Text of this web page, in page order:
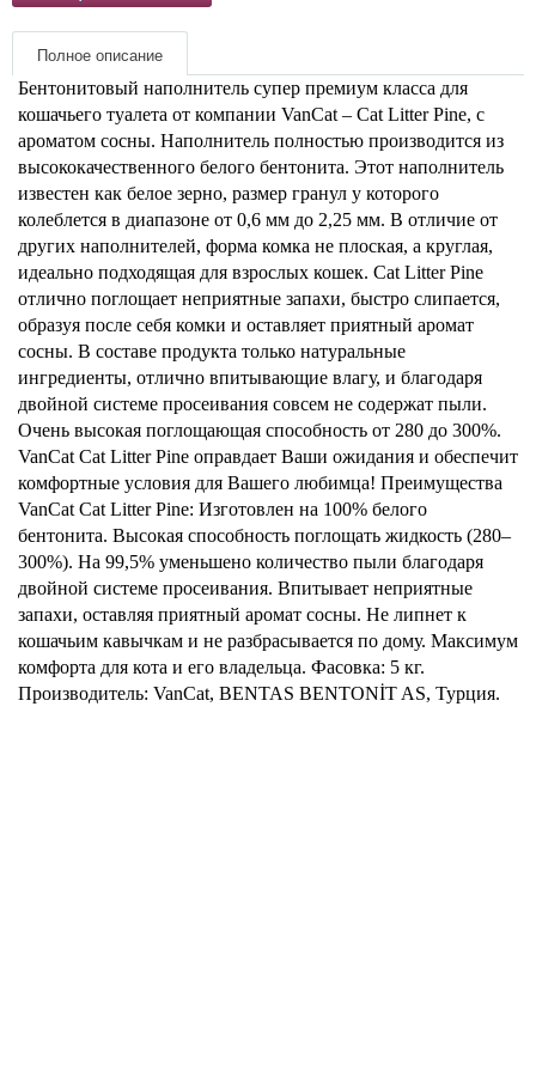
Полное описание
Бентонитовый наполнитель супер премиум класса для
кошачьего туалета от компании VanCat – Cat Litter Pine, с
ароматом сосны. Наполнитель полностью производится из
высококачественного белого бентонита. Этот наполнитель
известен как белое зерно, размер гранул у которого
колеблется в диапазоне от 0,6 мм до 2,25 мм. В отличие от
других наполнителей, форма комка не плоская, а круглая,
идеально подходящая для взрослых кошек. Cat Litter Pine
отлично поглощает неприятные запахи, быстро слипается,
образуя после себя комки и оставляет приятный аромат
сосны. В составе продукта только натуральные
ингредиенты, отлично впитывающие влагу, и благодаря
двойной системе просеивания совсем не содержат пыли.
Очень высокая поглощающая способность от 280 до 300%.
VanCat Cat Litter Pine оправдает Ваши ожидания и обеспечит
комфортные условия для Вашего любимца! Преимущества
VanCat Cat Litter Pine: Изготовлен на 100% белого
бентонита. Высокая способность поглощать жидкость (280–
300%). На 99,5% уменьшено количество пыли благодаря
двойной системе просеивания. Впитывает неприятные
запахи, оставляя приятный аромат сосны. Не липнет к
кошачьим кавычкам и не разбрасывается по дому. Максимум
комфорта для кота и его владельца. Фасовка: 5 кг.
Производитель: VanCat, BENTAS BENTONİT AS, Турция.
Товары для людей
Хозряд - хозтовары оптом
Популярные зоотовары
Архив / Снято с производства